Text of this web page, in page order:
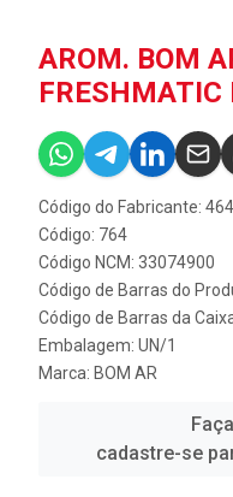
AROM. BOM
FRESHMATIC
Código do Fabricante:
Código: 764
Código NCM: 33074900
Código de Barras do
Código de Barras da
Embalagem: UN/1
Marca: BOM AR
cadastre-se